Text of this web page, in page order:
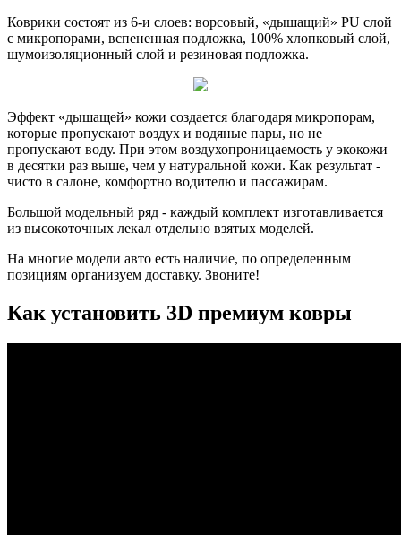
Коврики состоят из 6-и слоев: ворсовый, «дышащий» PU слой
с микропорами, вспененная подложка, 100% хлопковый слой,
шумоизоляционный слой и резиновая подложка.
Эффект «дышащей» кожи создается благодаря микропорам,
которые пропускают воздух и водяные пары, но не
пропускают воду. При этом воздухопроницаемость у экокожи
в десятки раз выше, чем у натуральной кожи. Как результат -
чисто в салоне, комфортно водителю и пассажирам.
Большой модельный ряд - каждый комплект изготавливается
из высокоточных лекал отдельно взятых моделей.
На многие модели авто есть наличие, по определенным
позициям организуем доставку. Звоните!
Как установить 3D премиум ковры